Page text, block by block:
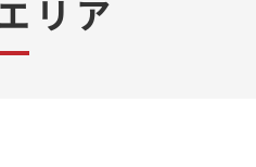
リア